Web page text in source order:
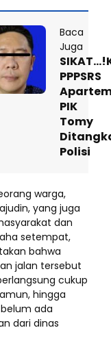
Baca
Juga
PPPSRS
PIK
Tomy
Polisi
warga,
yang juga
dan
setempat,
bahwa
jalan tersebut
cukup
hingga
ada
dari dinas